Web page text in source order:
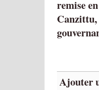
remise
Ajouter